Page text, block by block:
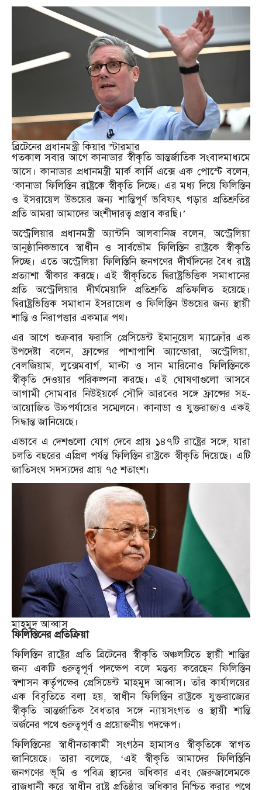
ব্রিটেনের প্রধানমন্ত্রী কিয়ার স্টারমার
গতকাল সবার আগে কানাডার স্বীকৃতি আন্তর্জাতিক সংবাদমাধ্যমে
আসে। কানাডার প্রধানমন্ত্রী মার্ক কার্নি এক্সে এক পোস্টে বলেন,
‘কানাডা ফিলিস্তিন রাষ্ট্রকে স্বীকৃতি দিচ্ছে। এর মধ্য দিয়ে ফিলিস্তিন
ও ইসরায়েল উভয়ের জন্য শান্তিপূর্ণ ভবিষ্যৎ গড়ার প্রতিশ্রুতির
প্রতি আমরা আমাদের অংশীদারত্ব প্রস্তাব করছি।’
অস্ট্রেলিয়ার প্রধানমন্ত্রী অ্যান্টনি আলবানিজ বলেন, অস্ট্রেলিয়া
আনুষ্ঠানিকভাবে স্বাধীন ও সার্বভৌম ফিলিস্তিন রাষ্ট্রকে স্বীকৃতি
দিচ্ছে। এতে অস্ট্রেলিয়া ফিলিস্তিনি জনগণের দীর্ঘদিনের বৈধ রাষ্ট্র
প্রত্যাশা স্বীকার করছে। এই স্বীকৃতিতে দ্বিরাষ্ট্রভিত্তিক সমাধানের
প্রতি অস্ট্রেলিয়ার দীর্ঘমেয়াদি প্রতিশ্রুতি প্রতিফলিত হয়েছে।
দ্বিরাষ্ট্রভিত্তিক সমাধান ইসরায়েল ও ফিলিস্তিন উভয়ের জন্য স্থায়ী
শান্তি ও নিরাপত্তার একমাত্র পথ।
এর আগে শুক্রবার ফরাসি প্রেসিডেন্ট ইমানুয়েল ম্যাক্রোঁর এক
উপদেষ্টা বলেন, ফ্রান্সের পাশাপাশি অ্যান্ডোরা, অস্ট্রেলিয়া,
বেলজিয়াম, লুক্সেমবার্গ, মাল্টা ও সান মারিনোও ফিলিস্তিনকে
স্বীকৃতি দেওয়ার পরিকল্পনা করছে। এই ঘোষণাগুলো আসবে
আগামী সোমবার নিউইয়র্কে সৌদি আরবের সঙ্গে ফ্রান্সের সহ-
আয়োজিত উচ্চপর্যায়ের সম্মেলনে। কানাডা ও যুক্তরাজ্যও একই
সিদ্ধান্ত জানিয়েছে।
এভাবে এ দেশগুলো যোগ দেবে প্রায় ১৪৭টি রাষ্ট্রের সঙ্গে, যারা
চলতি বছরের এপ্রিল পর্যন্ত ফিলিস্তিন রাষ্ট্রকে স্বীকৃতি দিয়েছে। এটি
জাতিসংঘ সদস্যদের প্রায় ৭৫ শতাংশ।
মাহমুদ আব্বাস
ফিলিস্তিনের প্রতিক্রিয়া
ফিলিস্তিন রাষ্ট্রের প্রতি ব্রিটেনের স্বীকৃতি অঞ্চলটিতে স্থায়ী শান্তির
জন্য একটি গুরুত্বপূর্ণ পদক্ষেপ বলে মন্তব্য করেছেন ফিলিস্তিন
স্বশাসন কর্তৃপক্ষের প্রেসিডেন্ট মাহমুদ আব্বাস। তাঁর কার্যালয়ের
এক বিবৃতিতে বলা হয়, স্বাধীন ফিলিস্তিন রাষ্ট্রকে যুক্তরাজ্যের
স্বীকৃতি আন্তর্জাতিক বৈধতার সঙ্গে ন্যায়সংগত ও স্থায়ী শান্তি
অর্জনের পথে গুরুত্বপূর্ণ ও প্রয়োজনীয় পদক্ষেপ।
ফিলিস্তিনের স্বাধীনতাকামী সংগঠন হামাসও স্বীকৃতিকে স্বাগত
জানিয়েছে। তারা বলেছে, ‘এই স্বীকৃতি আমাদের ফিলিস্তিনি
জনগণের ভূমি ও পবিত্র স্থানের অধিকার এবং জেরুজালেমকে
রাজধানী করে স্বাধীন রাষ্ট্র প্রতিষ্ঠার অধিকার নিশ্চিত করার পথে